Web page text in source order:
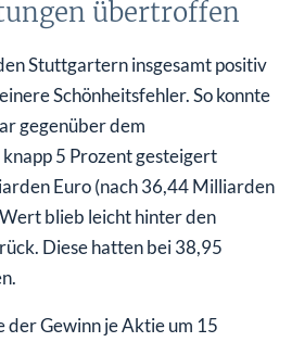
übertroffen
Stuttgartern insgesamt positiv
Schönheitsfehler. So konnte
gegenüber dem
5 Prozent gesteigert
Euro (nach 36,44 Milliarden
blieb leicht hinter den
Diese hatten bei 38,95
der Gewinn je Aktie um 15